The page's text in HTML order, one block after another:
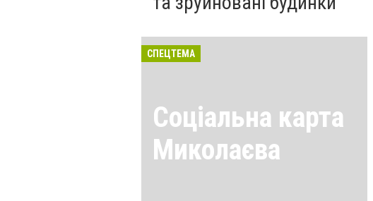
СПЕЦТЕМА
Соціальна карта
Миколаєва